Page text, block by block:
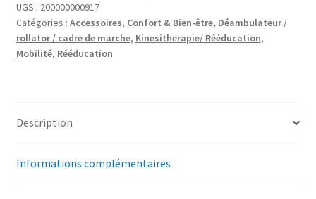
UGS : 200000000917
Catégories : Accessoires, Confort & Bien-être, Déambulateur /
rollator / cadre de marche, Kinesitherapie/ Rééducation,
Mobilité, Rééducation
Description
Informations complémentaires